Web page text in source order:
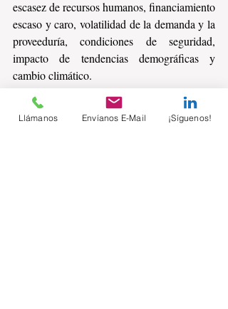
escasez de recursos humanos, financiamiento
escaso y caro, volatilidad de la demanda y la
proveeduría, condiciones de seguridad,
impacto de tendencias demográficas y
cambio climático.
El proceso deberá posicionar a la empresa
hacia la preservación de la generación de
Llámanos Envíanos E-Mail ¡Síguenos!